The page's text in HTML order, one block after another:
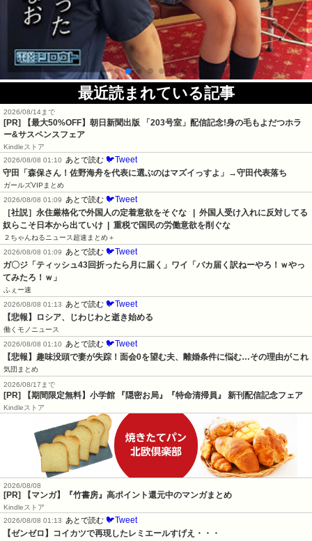
最近読まれている記事
2026/08/14まで
[PR] 【最大50%OFF】朝日新聞出版 「203号室」配信記念!身の毛もよだつホラ
ー&サスペンスフェア
Kindleストア
2026/08/08 01:10
あとで読む 🐦Tweet
守田「森保さん！佐野海舟を代表に選ぶのはマズイっすよ」→守田代表落ち
ガールズVIPまとめ
2026/08/08 01:09
あとで読む 🐦Tweet
［社説］永住厳格化で外国人の定着意欲をそぐな   |  外国人受け入れに反対してる
奴らこそ日本から出ていけ  |  重税で国民の労働意欲を削ぐな
２ちゃんねるニュース超速まとめ＋
2026/08/08 01:09
あとで読む 🐦Tweet
ガ〇ジ「ティッシュ43回折ったら月に届く」ワイ「バカ届く訳ねーやろ！ｗやっ
てみたろ！ｗ」
ふぇー速
2026/08/08 01:13
あとで読む 🐦Tweet
【悲報】ロシア、じわじわと逝き始める
働くモノニュース
2026/08/08 01:10
あとで読む 🐦Tweet
【悲報】趣味没頭で妻が失踪！面会0を望む夫、離婚条件に悩む…その理由がこれ
気団まとめ
2026/08/17まで
[PR] 【期間限定無料】小学館 『隠密お局』『特命清掃員』 新刊配信記念フェア
Kindleストア
2026/08/08
[PR] 【マンガ】『竹書房』高ポイント還元中のマンガまとめ
Kindleストア
2026/08/08 01:13
あとで読む 🐦Tweet
【ゼンゼロ】コイカツで再現したレミエールすげえ・・・